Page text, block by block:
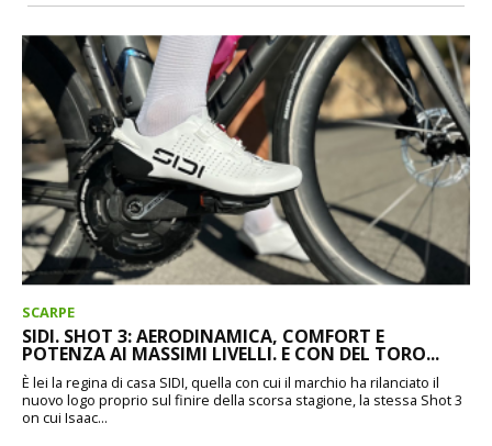
SCARPE
SIDI. SHOT 3: AERODINAMICA, COMFORT E
POTENZA AI MASSIMI LIVELLI. E CON DEL TORO...
È lei la regina di casa SIDI, quella con cui il marchio ha rilanciato il
nuovo logo proprio sul finire della scorsa stagione, la stessa Shot 3
on cui Isaac...